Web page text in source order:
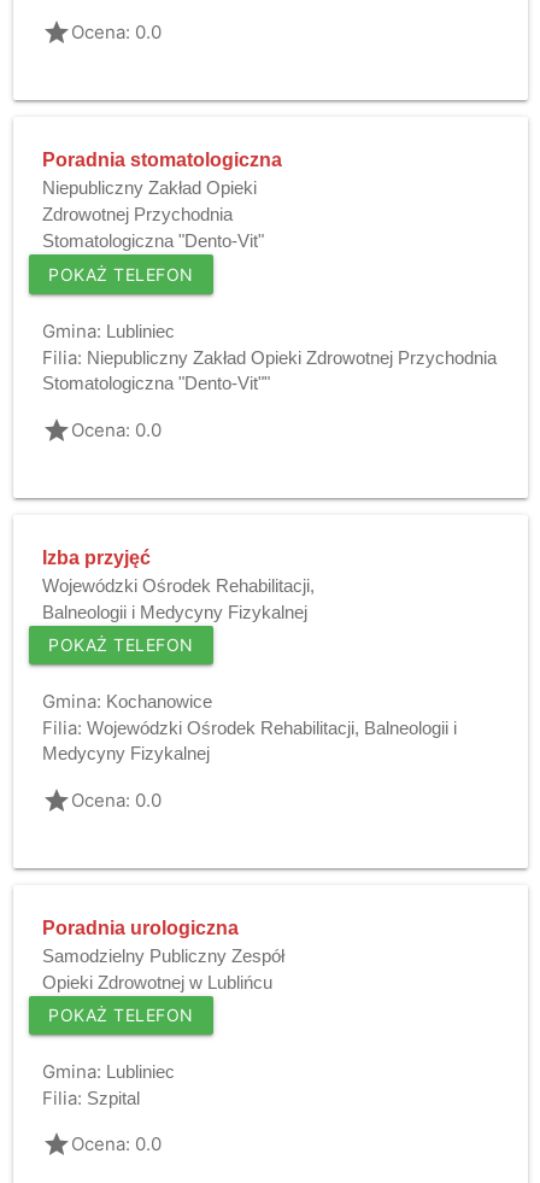
gradeOcena: 0.0
Poradnia stomatologiczna
Niepubliczny Zakład Opieki
Zdrowotnej Przychodnia
Stomatologiczna "Dento-Vit"
POKAŻ TELEFON
Gmina: Lubliniec
Filia: Niepubliczny Zakład Opieki Zdrowotnej Przychodnia
Stomatologiczna "Dento-Vit""
gradeOcena: 0.0
Izba przyjęć
Wojewódzki Ośrodek Rehabilitacji,
Balneologii i Medycyny Fizykalnej
POKAŻ TELEFON
Gmina: Kochanowice
Filia: Wojewódzki Ośrodek Rehabilitacji, Balneologii i
Medycyny Fizykalnej
gradeOcena: 0.0
Poradnia urologiczna
Samodzielny Publiczny Zespół
Opieki Zdrowotnej w Lublińcu
POKAŻ TELEFON
Gmina: Lubliniec
Filia: Szpital
gradeOcena: 0.0